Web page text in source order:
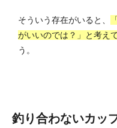
そういう存在がいると、
がいいのでは？」と考え
う。
釣り合わないカッ